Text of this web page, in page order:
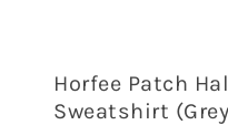
Horfee Patch
Sweatshirt